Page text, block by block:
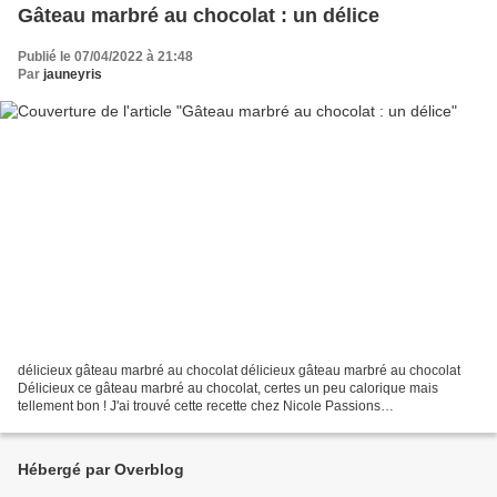
Gâteau marbré au chocolat : un délice
Publié le 07/04/2022 à 21:48
Par jauneyris
délicieux gâteau marbré au chocolat délicieux gâteau marbré au chocolat
Délicieux ce gâteau marbré au chocolat, certes un peu calorique mais
tellement bon ! J'ai trouvé cette recette chez Nicole Passions
Hébergé par Overblog